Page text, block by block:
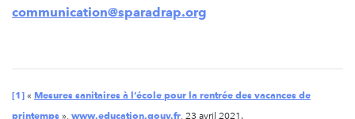
communication@sparadrap.org
[1] « Mesures sanitaires à l’école pour la rentrée des vacances de
printemps », www.education.gouv.fr, 23 avril 2021.